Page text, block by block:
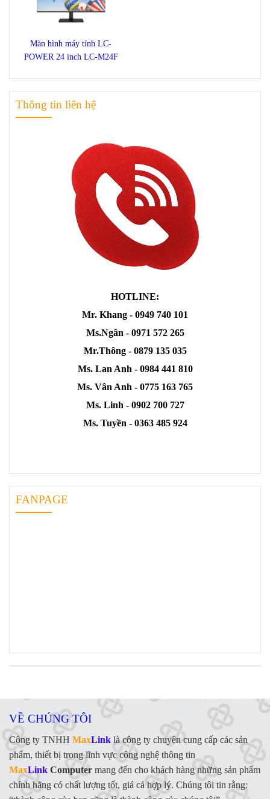
Màn hình máy tính LC-
POWER 24 inch LC-M24F
Thông tin liên hệ
HOTLINE:
Mr. Khang - 0949 740 101
Ms.Ngân - 0971 572 265
Mr.Thông - 0879 135 035
Ms. Lan Anh - 0984 441 810
Ms. Vân Anh - 0775 163 765
Ms. Linh - 0902 700 727
Ms. Tuyền - 0363 485 924
FANPAGE
VỀ CHÚNG TÔI
Công ty TNHH MaxLink là công ty chuyên cung cấp các sản
phẩm, thiết bị trong lĩnh vực công nghệ thông tin
MaxLink Computer mang đến cho khách hàng những sản phẩm
chính hãng có chất lượng tốt, giá cả hợp lý. Chúng tôi tin rằng: